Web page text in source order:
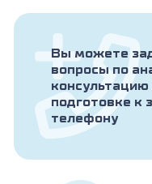
Вы можете
вопросы по
консультацию
подготовке к
телефону